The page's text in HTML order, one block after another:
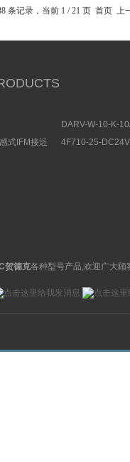
条记录，当前 1 / 21 页 首页
能
DARV-W-10-K-
构分析
式IFM接近
4F710-25-
贺德克各种型号产品,欢迎广大顾